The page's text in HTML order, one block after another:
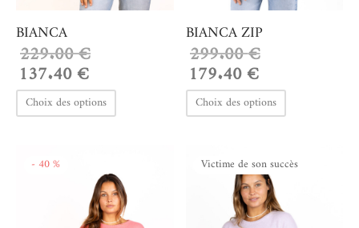
BIANCA
229.00€
Le prix
initial
était :
137.40€
actuel est :
137.40 €.
Choix des options Ce
produit
plusieurs
variations.
Les
BIANCA ZIP
299.00€
Le prix
initial
était :
179.40€
actuel est :
179.40 €.
Choix des options Ce
produit
plusieurs
Les
- 40% Victime de son succès